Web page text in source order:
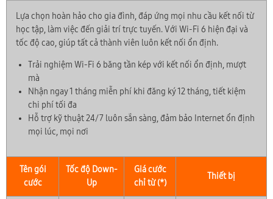
Lựa chọn hoàn hảo cho gia đình, đáp ứng mọi nhu cầu kết nối từ
học tập, làm việc đến giải trí trực tuyến. Với Wi-Fi 6 hiện đại và
tốc độ cao, giúp tất cả thành viên luôn kết nối ổn định.
Trải nghiệm Wi-Fi 6 băng tần kép với kết nối ổn định, mượt
mà
Nhận ngay 1 tháng miễn phí khi đăng ký 12 tháng, tiết kiệm
chi phí tối đa
Hỗ trợ kỹ thuật 24/7 luôn sẵn sàng, đảm bảo Internet ổn định
mọi lúc, mọi nơi
Tên gói
cước
Tốc độ Down-
Up
Giá cước
chỉ từ (*)
Thiết bị